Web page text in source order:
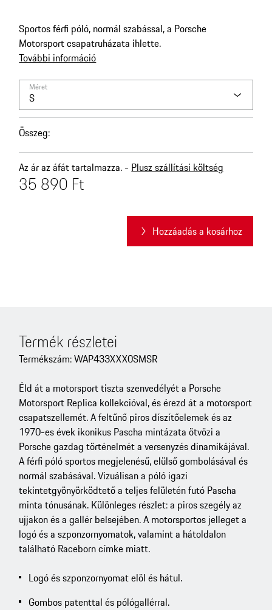
Sportos férfi póló, normál szabással, a Porsche
Motorsport csapatruházata ihlette.
További információ
Méret
S
Összeg:
Az ár az áfát tartalmazza. - Plusz szállítási költség
35 890 Ft
Hozzáadás a kosárhoz
Termék részletei
Termékszám: WAP433XXX0SMSR
Éld át a motorsport tiszta szenvedélyét a Porsche
Motorsport Replica kollekcióval, és érezd át a motorsport
csapatszellemét. A feltűnő piros díszítőelemek és az
1970-es évek ikonikus Pascha mintázata ötvözi a
Porsche gazdag történelmét a versenyzés dinamikájával.
A férfi póló sportos megjelenésű, elülső gombolásával és
normál szabásával. Vizuálisan a póló igazi
tekintetgyönyörködtető a teljes felületén futó Pascha
minta tónusának. Különleges részlet: a piros szegély az
ujjakon és a gallér belsejében. A motorsportos jelleget a
logó és a szponzornyomatok, valamint a hátoldalon
található Raceborn címke miatt.
Logó és szponzornyomat elöl és hátul.
Gombos patenttal és pólógallérral.